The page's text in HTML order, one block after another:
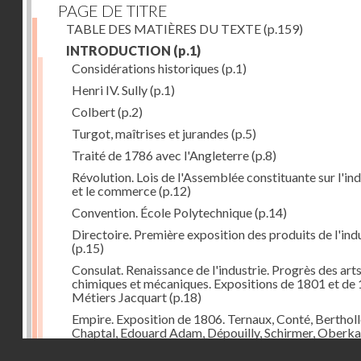
PAGE DE TITRE
TABLE DES MATIÈRES DU TEXTE(p.159)
INTRODUCTION (p.1)
Considérations historiques (p.1)
Henri IV. Sully(p.1)
Colbert(p.2)
Turgot, maîtrises et jurandes (p.5)
Traité de 1786 avec l'Angleterre(p.8)
Révolution. Lois de l'Assemblée constituante sur
et le commerce(p.12)
Convention. École Polytechnique(p.14)
Directoire. Première exposition des produits de
(p.15)
Consulat. Renaissance de l'industrie. Progrès des arts
chimiques et mécaniques. Expositions de 1801 et de
Métiers Jacquart(p.18)
Empire. Exposition de 1806. Ternaux, Conté,
Chaptal, Edouard Adam, Dépouilly, Schirmer,